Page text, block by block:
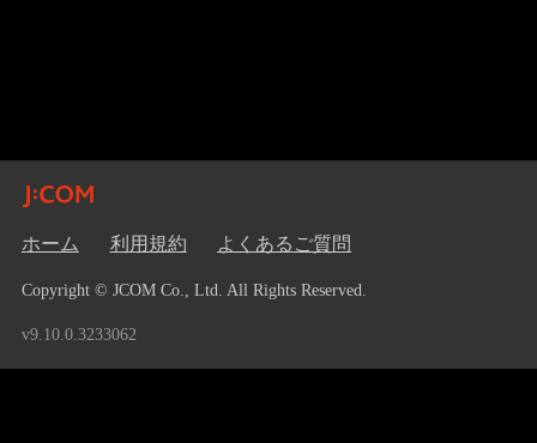
ホーム 利用規約 よくあるご質問
Copyright © JCOM Co., Ltd. All Rights Reserved.
v9.10.0.3233062